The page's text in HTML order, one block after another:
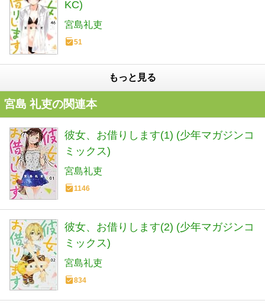
KC)
宮島礼吏
51
もっと見る
宮島 礼吏の関連本
彼女、お借りします(1) (少年マガジンコ
ミックス)
宮島礼吏
1146
彼女、お借りします(2) (少年マガジンコ
ミックス)
宮島礼吏
834